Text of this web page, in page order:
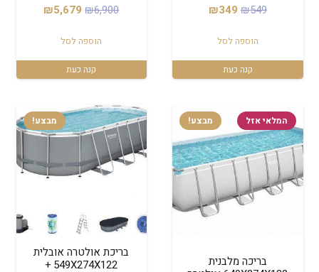
₪549
המחיר
היה:
₪549.
₪349
₪349.
הוספה לסל
קנה כעת
₪6,900
המחיר
היה:
₪6,900.
₪5,679
המחיר
₪5,679.
הוספה לסל
קנה כעת
מבצע! המלאי אזל
בריכה מלבנית
מבצע!
בריכת אולטרה אובלית
549X274X122 +